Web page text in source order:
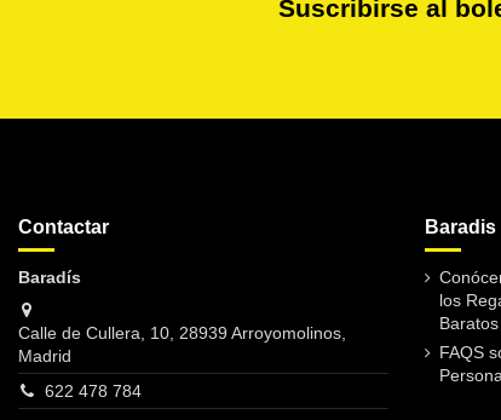
Suscribirse al
Contactar
Baradís
Calle de Cullera, 10, 28939 Arroyomolinos,
Madrid
622 478 784
Baradis
los
Baratos
FAQS